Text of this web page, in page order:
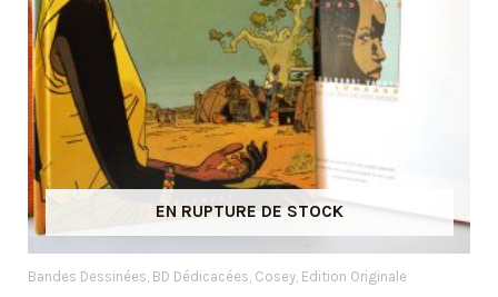
EN RUPTURE DE STOCK
Bandes Dessinées BD Dédicacées Cosey Edition Originale